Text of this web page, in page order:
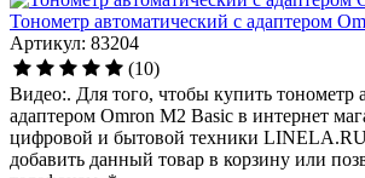
Тонометр автоматический с адаптером
Артикул: 83204
(10)
Видео:. Для того, чтобы купить тонометр
адаптером Omron М2 Basic в интернет
цифровой и бытовой техники
добавить данный товар в корзину или